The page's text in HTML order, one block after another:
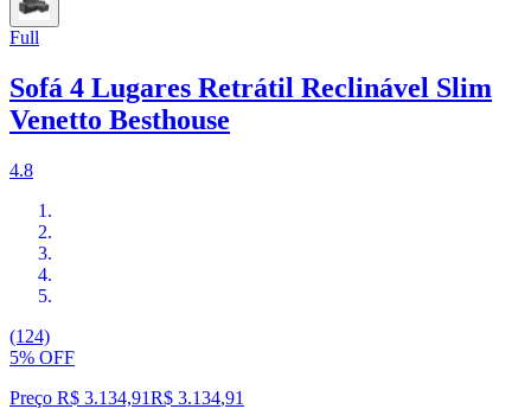
Full
Sofá 4 Lugares Retrátil Reclinável Slim
Venetto Besthouse
4.8
(124)
5% OFF
Preço R$ 3.134,91R$ 3.134,91